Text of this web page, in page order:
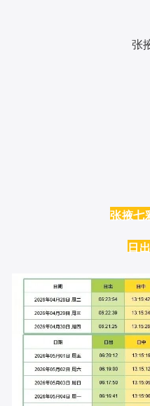
张掖七彩丹
2026年4
张掖七
日